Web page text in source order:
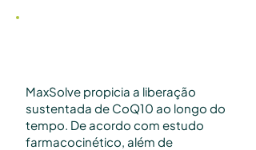
MaxSolve propicia a liberação
sustentada de CoQ10 ao longo do
tempo. De acordo com estudo
farmacocinético, além de